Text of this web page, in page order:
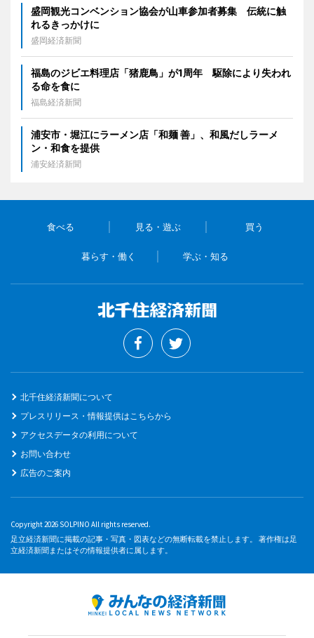
盛岡観光コンベンション協会が山車参加者募集 伝統に触
れるきっかけに
盛岡経済新聞
福島のジビエ料理店「猪鹿鳥」が1周年 駆除により失われ
る命を食に
福島経済新聞
浦安市・堀江にラーメン店「和麺 善」、和風だしラーメ
ン・和食を提供
浦安経済新聞
食べる 見る・遊ぶ 買う
暮らす・働く 学ぶ・知る
北千住経済新聞について
プレスリリース・情報提供はこちらから
アクセスデータの利用について
お問い合わせ
広告のご案内
Copyright 2026 SOLPINO All rights reserved.
足立経済新聞に掲載の記事・写真・図表などの無断転載を禁止します。 著作権は足
立経済新聞またはその情報提供者に属します。